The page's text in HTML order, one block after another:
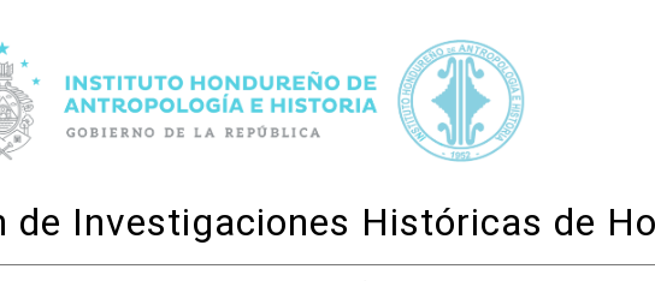
de Investigaciones Históricas de